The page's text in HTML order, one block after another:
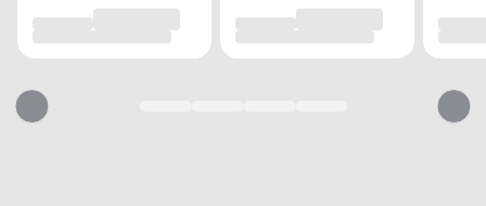
Tipo
Ombro
Feminino
USO